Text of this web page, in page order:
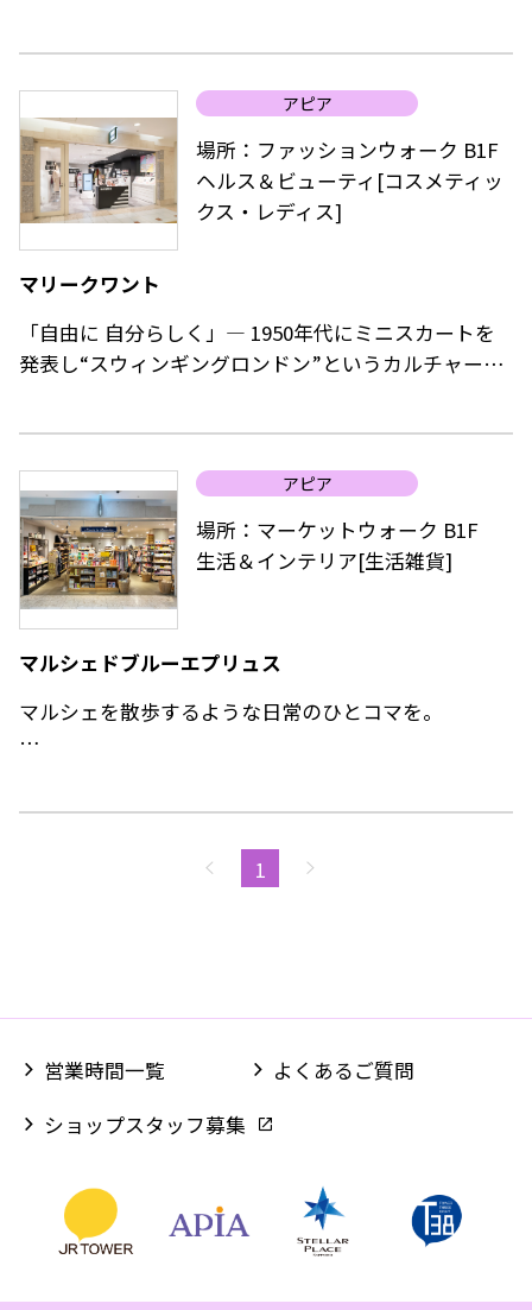
なごみ雑貨で、お客様に「なごみ」「いやし」を提供
また、ペットファッション、フード、ケア用品、その
他オリジナルのワンちゃんグッズも豊富で、お子様か
ら年配のお客様、さらにワンちゃんまで楽しめるショ
ップです。
アピア
場所：ファッションウォーク B1F
ヘルス＆ビューティ[コスメティッ
クス・レディス]
マリークワント
「自由に 自分らしく」― 1950年代にミニスカートを
発表し“スウィンギングロンドン”というカルチャーム
マリー・クワント。MARY QUANTのアイテムには、あ
込められています。
カラフルなコスメ、素肌を美しく整えるスキンケア、
そして刺激的なファッションアイテムで「ルック」を
作り上げる楽しみを感じていただくことが、MARY
QUANTの願いです。
アピア
場所：マーケットウォーク B1F
生活＆インテリア[生活雑貨]
マルシェドブルーエプリュス
マルシェを散歩するような日常のひとコマを。
び心のある雑貨をラインナップ。
1
営業時間一覧
よくあるご質問
ショップスタッフ募集